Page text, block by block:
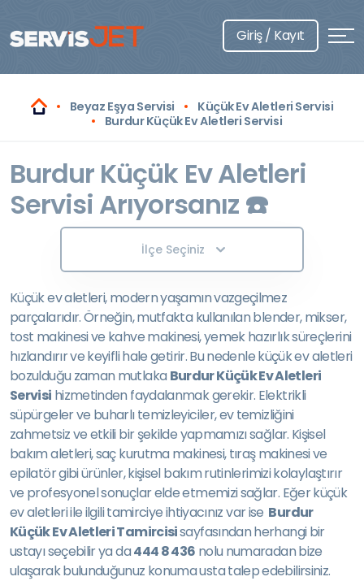
Giriş / Kayıt
Beyaz Eşya Servisi
Küçük Ev Aletleri Servisi
Burdur Küçük Ev Aletleri Servisi
Burdur Küçük Ev Aletleri
Servisi Arıyorsanız ☎️
İlçe Seçiniz
Küçük ev aletleri, modern yaşamın vazgeçilmez
parçalarıdır. Örneğin, mutfakta kullanılan blender, mikser,
tost makinesi ve kahve makinesi, yemek hazırlık süreçlerini
hızlandırır ve keyifli hale getirir. Bu nedenle küçük ev aletleri
bozulduğu zaman mutlaka Burdur Küçük Ev Aletleri
Servisi hizmetinden faydalanmak gerekir. Elektrikli
süpürgeler ve buharlı temizleyiciler, ev temizliğini
zahmetsiz ve etkili bir şekilde yapmamızı sağlar. Kişisel
bakım aletleri, saç kurutma makinesi, tıraş makinesi ve
epilatör gibi ürünler, kişisel bakım rutinlerimizi kolaylaştırır
ve profesyonel sonuçlar elde etmemizi sağlar. Eğer küçük
ev aletleri ile ilgili tamirciye ihtiyacınız var ise Burdur
Küçük Ev Aletleri Tamircisisayfasından herhangi bir
ustayı seçebilir ya da444 8 436 nolu numaradan bize
ulaşarak bulunduğunuz konuma usta talep edebilirsiniz.